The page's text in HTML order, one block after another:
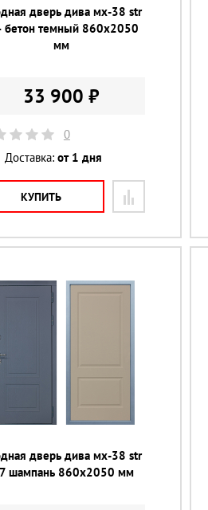
дверь дива мх-38 str
бетон темный 860х2050
мм
33 900 ₽
0
Доставка: от 1 дня
КУПИТЬ
дверь дива мх-38 str
шампань 860х2050 мм